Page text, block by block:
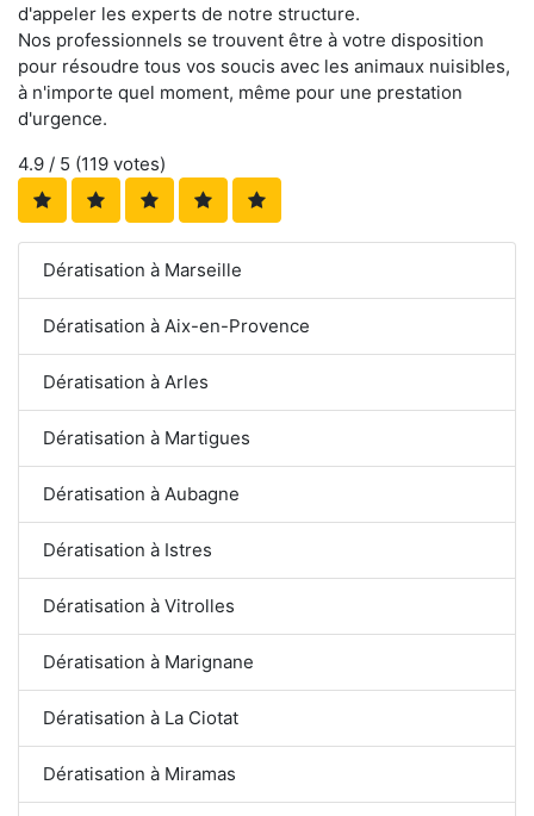
d'appeler les experts de notre structure.
Nos professionnels se trouvent être à votre disposition
pour résoudre tous vos soucis avec les animaux nuisibles,
à n'importe quel moment, même pour une prestation
d'urgence.
4.9 / 5 (119 votes)
Dératisation à Marseille
Dératisation à Aix-en-Provence
Dératisation à Arles
Dératisation à Martigues
Dératisation à Aubagne
Dératisation à Istres
Dératisation à Vitrolles
Dératisation à Marignane
Dératisation à La Ciotat
Dératisation à Miramas